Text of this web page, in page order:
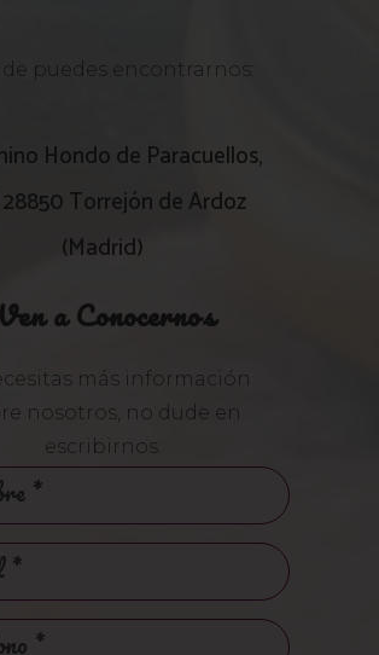
puedes encontrarnos:
Hondo de Paracuellos,
Torrejón de Ardoz
(Madrid)
Ven a Conocernos
más información
nosotros, no dude en
escribirnos.